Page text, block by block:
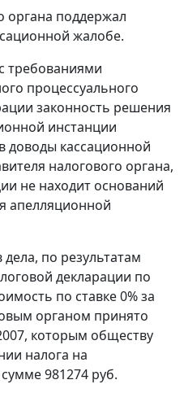
органа поддержал
жалобе.
требованиями
процессуального
законность решения
инстанции
доводы кассационной
налогового органа,
не находит оснований
апелляционной
по результатам
декларации по
по ставке 0% за
органом принято
которым обществу
налога на
981274 руб.